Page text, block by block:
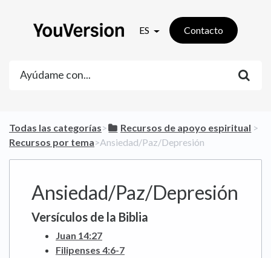
ES Contacto
Todas las categorías​>​ ​Recursos de apoyo espiritual ​ > ​
Recursos por tema​>​ Ansiedad/Paz/Depresión
Ansiedad/Paz/Depresión
Versículos de la Biblia
Juan 14:27
Filipenses 4:6-7